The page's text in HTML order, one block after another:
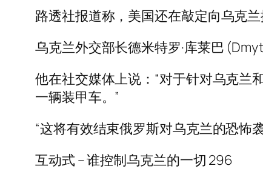
路透社报道称，美国还在敲定向乌克
乌克兰外交部长德米特罗·库莱巴
他在社交媒体上说：“对于针对乌克兰
一辆装甲车。”
“这将有效结束俄罗斯对乌克兰的恐怖
互动式 – 谁控制乌克兰的一切 296